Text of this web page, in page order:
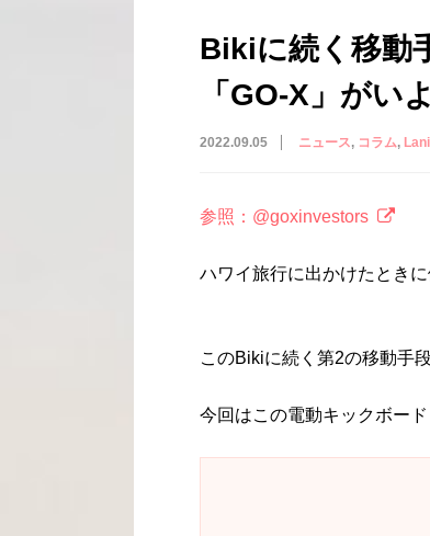
Bikiに続く移動
「GO-X」がい
2022.09.05 ニュース コラム
参照：@goxinvestors
ハワイ旅行に出かけたとき
このBikiに続く第2の移動手
今回はこの電動キックボー